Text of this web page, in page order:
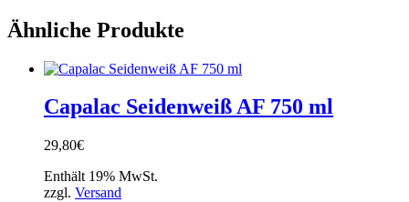
Ähnliche Produkte
Capalac Seidenweiß AF 750 ml
29,80€
Enthält 19% MwSt.
zzgl. Versand